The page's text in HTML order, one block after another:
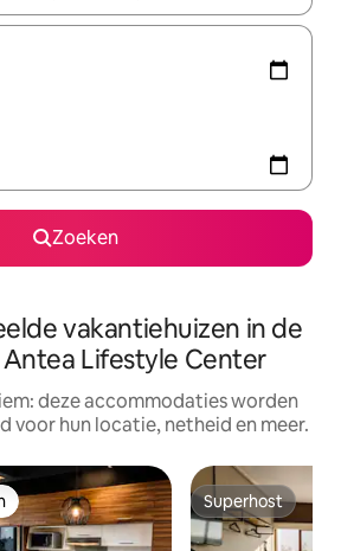
Zoeken
vakantiehuizen in de
Lifestyle Center
deze accommodaties worden
voor hun locatie, netheid en meer.
Superhost
Superhost